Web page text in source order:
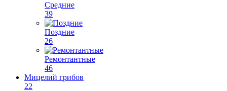
Средние
39
Поздние
26
Ремонтантные
46
Мицелий грибов
22